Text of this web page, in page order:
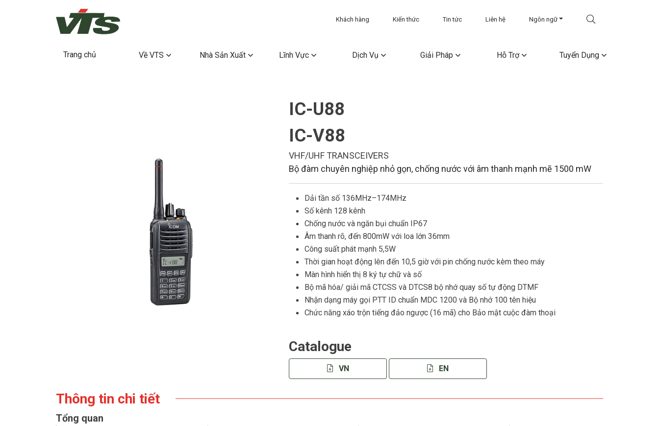
Khách hàng Kiến thức Tin tức Liên hệ Ngôn ngữ
Trang chủ Về VTS Nhà Sản Xuất Lĩnh Vực Dịch Vụ Giải Pháp Hỗ Trợ Tuyển Dụng
IC-U88
IC-V88
VHF/UHF TRANSCEIVERS
Bộ đàm chuyên nghiệp nhỏ gọn, chống nước với âm thanh mạnh mẽ 1500 mW
Dải tần số 136MHz–174MHz
Số kênh 128 kênh
Chống nước và ngăn bụi chuẩn IP67
Âm thanh rõ, đến 800mW với loa lớn 36mm
Công suất phát mạnh 5,5W
Thời gian hoạt động lên đến 10,5 giờ với pin chống nước kèm theo máy
Màn hình hiển thị 8 ký tự chữ và số
Bộ mã hóa/ giải mã CTCSS và DTCS8 bộ nhớ quay số tự động DTMF
Nhận dạng máy gọi PTT ID chuẩn MDC 1200 và Bộ nhớ 100 tên hiệu
Chức năng xáo trộn tiếng đảo ngược (16 mã) cho Bảo mật cuộc đàm thoại
Catalogue
VN EN
Thông tin chi tiết
Tổng quan